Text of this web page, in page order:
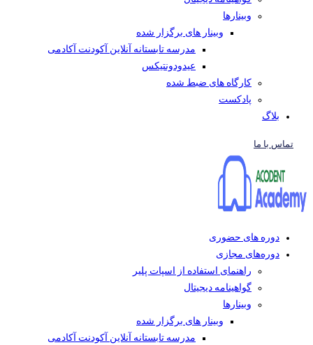
وبینار‌ها
وبینار های برگزار شده
مدرسه تابستانه آنلاین آکودنت آکادمی
عیدودونتیکس
کارگاه های ضبط شده
پادکست
بلاگ
تماس با ما
دوره های حضوری
دوره‌های مجازی
راهنمای استفاده از اسپات پلیر
گواهینامه دیجیتال
وبینار‌ها
وبینار های برگزار شده
مدرسه تابستانه آنلاین آکودنت آکادمی